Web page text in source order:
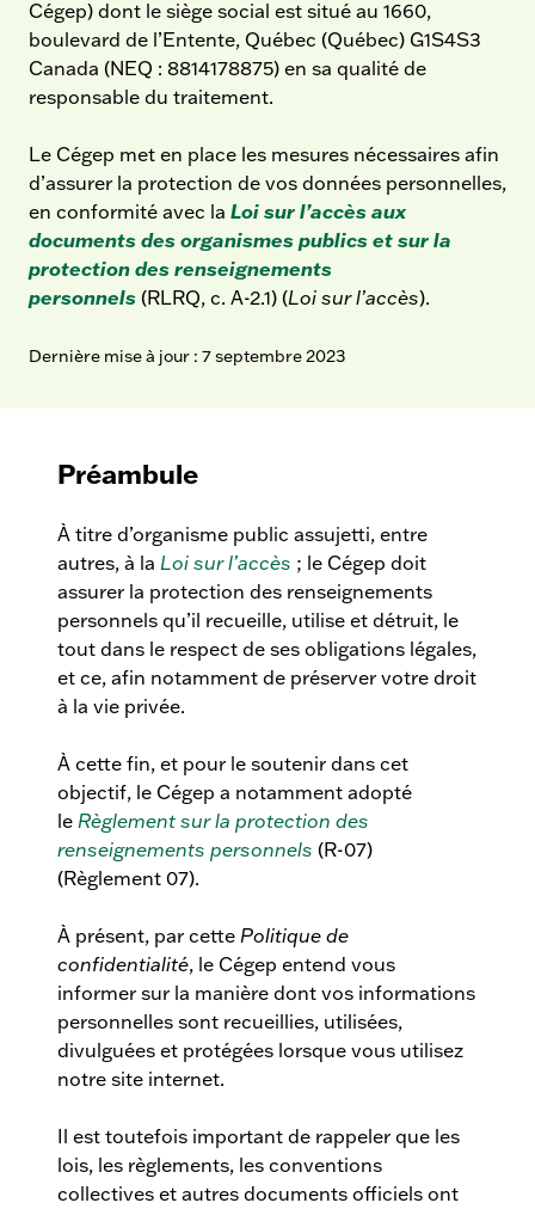
Cégep) dont le siège social est situé au 1660,
boulevard de l’Entente, Québec (Québec) G1S4S3
Canada (NEQ : 8814178875) en sa qualité de
responsable du traitement.
Le Cégep met en place les mesures nécessaires afin
d’assurer la protection de vos données personnelles,
en conformité avec la Loi sur l’accès aux
documents des organismes publics et sur la
protection des renseignements
personnels (RLRQ, c. A-2.1) (Loi sur l’accès).
Dernière mise à jour : 7 septembre 2023
Préambule
À titre d’organisme public assujetti, entre
autres, à la Loi sur l’accès ; le Cégep doit
assurer la protection des renseignements
personnels qu’il recueille, utilise et détruit, le
tout dans le respect de ses obligations légales,
et ce, afin notamment de préserver votre droit
à la vie privée.
À cette fin, et pour le soutenir dans cet
objectif, le Cégep a notamment adopté
le Règlement sur la protection des
renseignements personnels (R-07)
(Règlement 07).
À présent, par cette Politique de
confidentialité, le Cégep entend vous
informer sur la manière dont vos informations
personnelles sont recueillies, utilisées,
divulguées et protégées lorsque vous utilisez
notre site internet.
Il est toutefois important de rappeler que les
lois, les règlements, les conventions
collectives et autres documents officiels ont